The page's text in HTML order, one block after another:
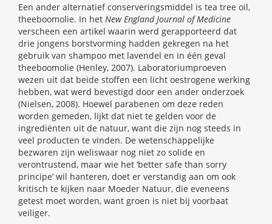
Een ander alternatief conserveringsmiddel is tea tree oil,
theeboomolie. In het New England Journal of Medicine
verscheen een artikel waarin werd gerapporteerd dat
drie jongens borstvorming hadden gekregen na het
gebruik van shampoo met lavendel en in één geval
theeboomolie (Henley, 2007). Laboratoriumproeven
wezen uit dat beide stoffen een licht oestrogene werking
hebben, wat werd bevestigd door een ander onderzoek
(Nielsen, 2008). Hoewel parabenen om deze reden
worden gemeden, lijkt dat niet te gelden voor de
ingrediënten uit de natuur, want die zijn nog steeds in
veel producten te vinden. De wetenschappelijke
bezwaren zijn weliswaar nog niet zo solide en
verontrustend, maar wie het ‘better safe than sorry
principe’ wil hanteren, doet er verstandig aan om ook
kritisch te kijken naar Moeder Natuur, die eveneens
getest moet worden, want groen is niet bij voorbaat
veiliger.